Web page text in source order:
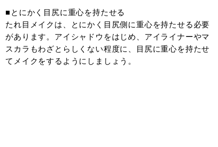
■とにかく目尻に重心を持たせる
たれ目メイクは、とにかく目尻側に重心を持たせる必要
があります。アイシャドウをはじめ、アイライナーやマ
スカラもわざとらしくない程度に、目尻に重心を持たせ
てメイクをするようにしましょう。